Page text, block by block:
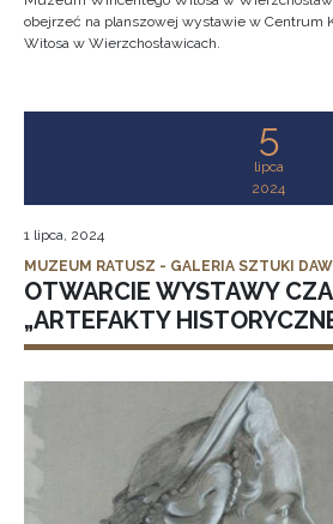
obejrzeć na planszowej wystawie w Centrum
Witosa w Wierzchosławicach.
5
lipca
2024
1 lipca, 2024
MUZEUM RATUSZ - GALERIA SZTUKI
OTWARCIE WYSTAWY
„ARTEFAKTY